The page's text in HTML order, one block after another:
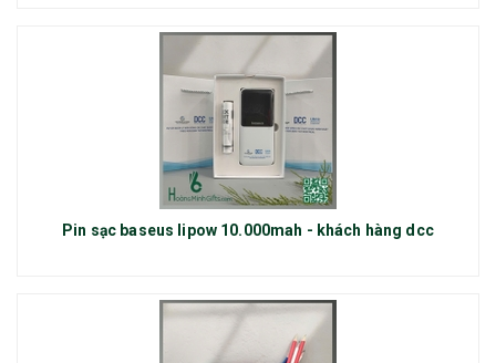
Pin sạc baseus lipow 10.000mah - khách hàng dcc